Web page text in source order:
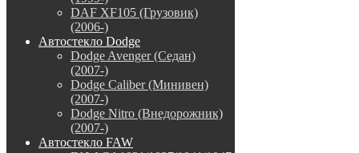
DAF XF105 (Грузовик)
(2006-)
Автостекло Dodge
Dodge Avenger (Седан)
(2007-)
Dodge Caliber (Минивен)
(2007-)
Dodge Nitro (Внедорожник)
(2007-)
Автостекло FAW